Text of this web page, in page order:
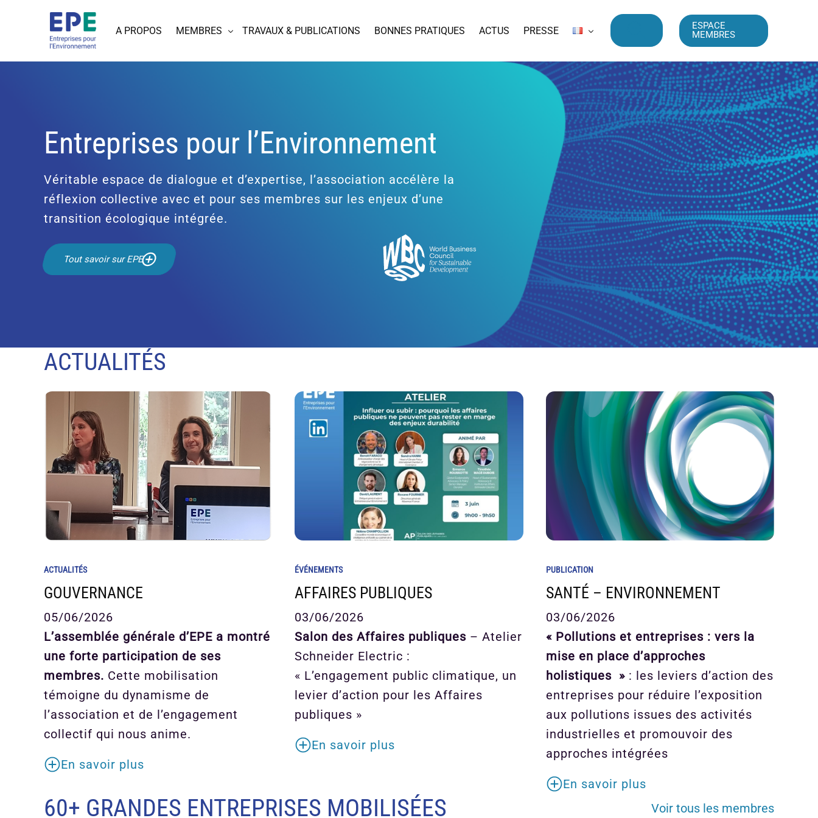
A PROPOS MEMBRES TRAVAUX & PUBLICATIONS BONNES PRATIQUES ACTUS PRESSE
ESPACE
MEMBRES
Entreprises pour l’Environnement
Véritable espace de dialogue et d’expertise, l’association accélère la
réflexion collective avec et pour ses membres sur les enjeux d’une
transition écologique intégrée.
Tout savoir sur EPE
ACTUALITÉS
ACTUALITÉS
GOUVERNANCE
05/06/2026
L’assemblée générale d’EPE a montré
une forte participation de ses
membres. Cette mobilisation
témoigne du dynamisme de
l’association et de l’engagement
collectif qui nous anime.
En savoir plus
ÉVÉNEMENTS
AFFAIRES PUBLIQUES
03/06/2026
Salon des Affaires publiques – Atelier
Schneider Electric :
« L’engagement public climatique, un
levier d’action pour les Affaires
publiques »
En savoir plus
PUBLICATION
SANTÉ – ENVIRONNEMENT
03/06/2026
« Pollutions et entreprises : vers la
mise en place d’approches
holistiques »: les leviers d’action des
entreprises pour réduire l’exposition
aux pollutions issues des activités
industrielles et promouvoir des
approches intégrées
En savoir plus
60+ GRANDES ENTREPRISES MOBILISÉES Voir tous les membres